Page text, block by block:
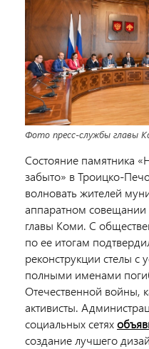
Фото пресс-службы главы
Состояние памятника
забыто» в Троицко-
волновать жителей
аппаратном
главы Коми. С
по ее итогам
реконструкции стелы с
полными именами
Отечественной войны,
активисты.
социальных сетях
создание лучшего